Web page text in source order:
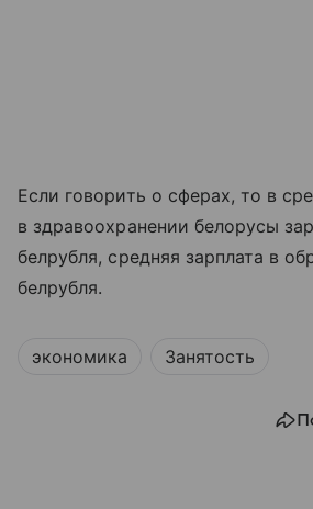
Если говорить о сферах, то в
в здравоохранении белорусы
белрубля, средняя зарплата в
белрубля.
экономика Занятость